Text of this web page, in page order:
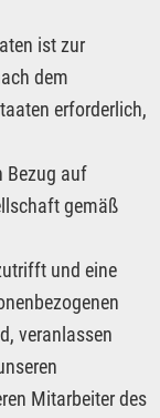
ist zur
dem
erforderlich,
Bezug auf
gemäß
und eine
veranlassen
Mitarbeiter des